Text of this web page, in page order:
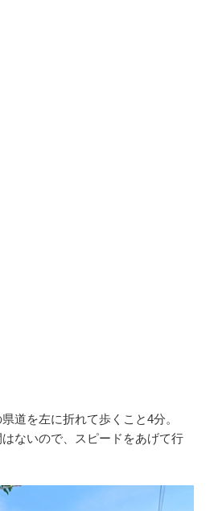
道を左に折れて歩くこと4分。
ないので、スピードをあげて行